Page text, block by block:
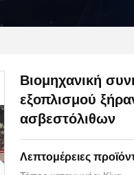
Βιομηχανική
εξοπλισμού
ασβεστόλιθων
Λεπτομέρειες